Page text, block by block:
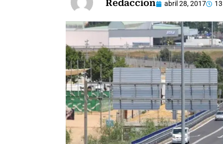
Redaccion abril 28, 2017